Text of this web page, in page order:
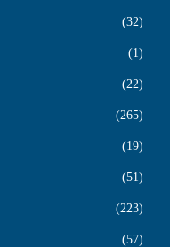
32
1
22
265
19
51
223
57